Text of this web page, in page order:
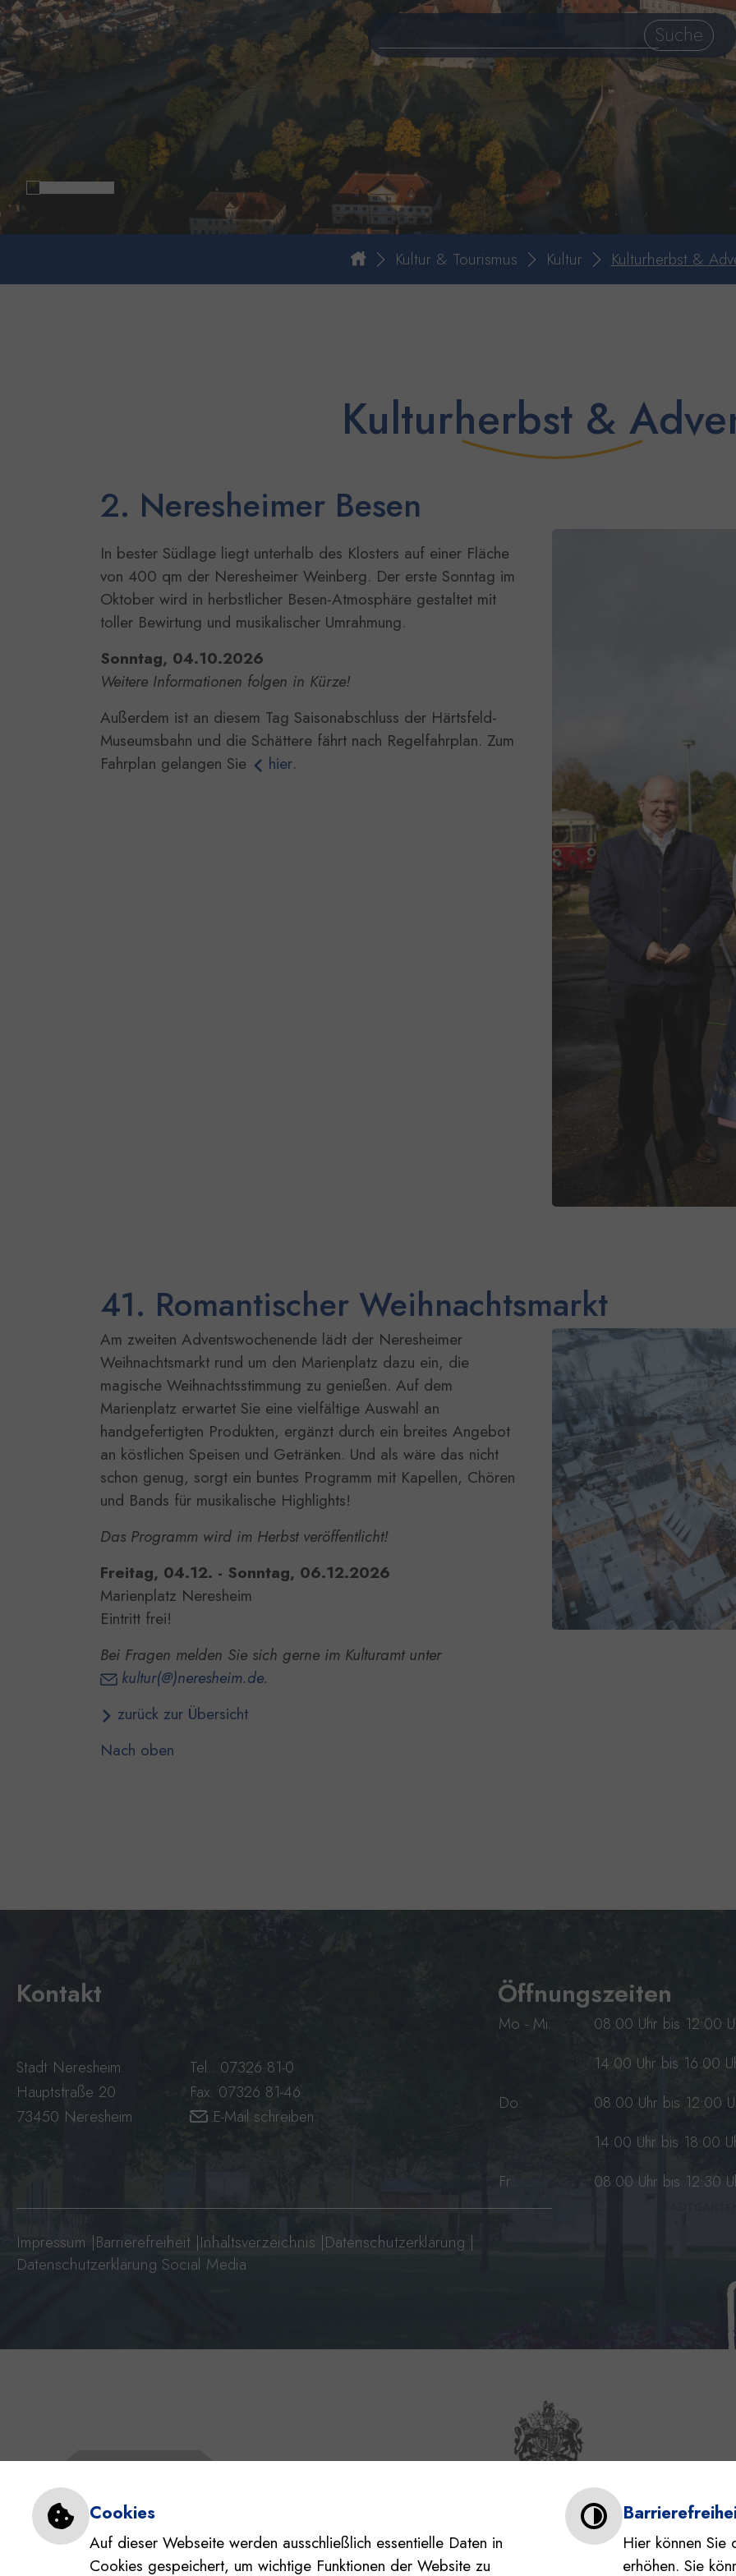
Einstellungen zu Cookies und Barrierefreiheit
Cookies
Auf dieser Webseite werden ausschließlich essentielle Daten in
Cookies gespeichert, um wichtige Funktionen der Website zu
Hier können Sie
erhöhen. Sie
Kultur & Tourismus Kultur Kulturherbst &
Kulturherbst &
2. Neresheimer Besen
In bester Südlage liegt unterhalb des Klosters auf einer Fläche
von 400 qm der Neresheimer Weinberg. Der erste Sonntag im
Oktober wird in herbstlicher Besen-Atmosphäre gestaltet mit
toller Bewirtung und musikalischer Umrahmung.
Sonntag, 04.10.2026
Weitere Informationen folgen in Kürze!
Außerdem ist an diesem Tag Saisonabschluss der Härtsfeld-
Museumsbahn und die Schättere fährt nach Regelfahrplan. Zum
Fahrplan gelangen Sie
hier.
41. Romantischer Weihnachtsmarkt
Show larger version
Am zweiten Adventswochenende lädt der Neresheimer
Weihnachtsmarkt rund um den Marienplatz dazu ein, die
magische Weihnachtsstimmung zu genießen. Auf dem
Marienplatz erwartet Sie eine vielfältige Auswahl an
handgefertigten Produkten, ergänzt durch ein breites Angebot
an köstlichen Speisen und Getränken. Und als wäre das nicht
schon genug, sorgt ein buntes Programm mit Kapellen, Chören
und Bands für musikalische Highlights!
Das Programm wird im Herbst veröffentlicht!
Freitag, 04.12. - Sonntag, 06.12.2026
Marienplatz Neresheim
Eintritt frei!
Bei Fragen melden Sie sich gerne im Kulturamt unter
kultur(@)neresheim.de.
zurück zur Übersicht
Nach oben
Kontakt
Stadt Neresheim
Hauptstraße 20
73450 Neresheim
Tel.: 07326 81-0
Fax: 07326 81-46
E-Mail schreiben
Öffnungszeiten
Mo - Mi:
08:00 Uhr bis 12:00
14:00 Uhr bis 16:00
Do:
08:00 Uhr bis 12:00
14:00 Uhr bis 18:00
Fr:
08:00 Uhr bis 12:30
Impressum |Barrierefreiheit |Inhaltsverzeichnis |Datenschutzerklärung |
Datenschutzerklärung Social Media